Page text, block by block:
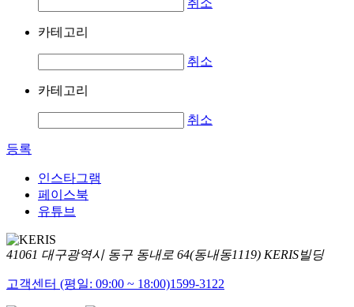
취소
카테고리
취소
카테고리
취소
등록
인스타그램
페이스북
유튜브
41061 대구광역시 동구 동내로 64(동내동1119) KERIS빌딩
고객센터 (평일: 09:00 ~ 18:00)1599-3122